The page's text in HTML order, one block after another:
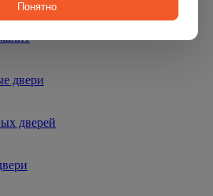
двери
дверей
Понятно